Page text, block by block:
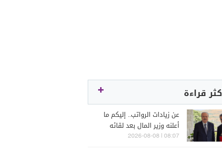
قراءة
عن زيادات الرواتب.. إليكم ما
أعلنه وزير المال بعد لقائه
الراعي
08:07 | 2026-08-08